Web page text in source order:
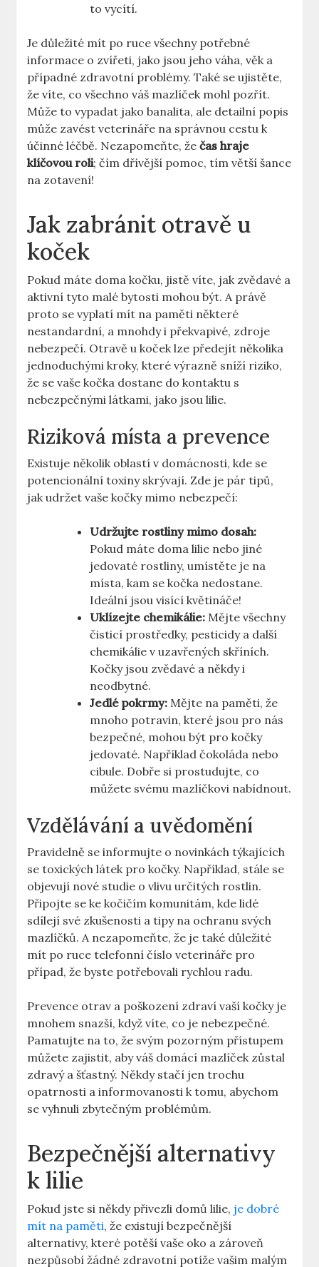
to vycítí.
Je důležité mít po ruce všechny potřebné
informace o zvířeti, jako jsou jeho váha, věk a
případné zdravotní problémy. Také se ujistěte,
že víte, co všechno váš mazlíček mohl pozřít.
Může to vypadat jako banalita, ale detailní popis
může zavést veterináře na správnou cestu k
účinné léčbě. Nezapomeňte, žečas hraje
klíčovou roli; čím dřívější pomoc, tím větší šance
na zotavení!
Jak zabránit otravě u
koček
Pokud máte doma kočku, jistě víte, jak zvědavé a
aktivní tyto malé bytosti mohou být. A právě
proto se vyplatí mít na paměti některé
nestandardní, a mnohdy i překvapivé, zdroje
nebezpečí. Otravě u koček lze předejít několika
jednoduchými kroky, které výrazně sníží riziko,
že se vaše kočka dostane do kontaktu s
nebezpečnými látkami, jako jsou lilie.
Riziková místa a prevence
Existuje několik oblastí v domácnosti, kde se
potencionální toxiny skrývají. Zde je pár tipů,
jak udržet vaše kočky mimo nebezpečí:
Udržujte rostliny mimo dosah:
Pokud máte doma lilie nebo jiné
jedovaté rostliny, umístěte je na
místa, kam se kočka nedostane.
Ideální jsou visící květináče!
Uklízejte chemikálie: Mějte všechny
čisticí prostředky, pesticidy a další
chemikálie v uzavřených skříních.
Kočky jsou zvědavé a někdy i
neodbytné.
Jedlé pokrmy: Mějte na paměti, že
mnoho potravin, které jsou pro nás
bezpečné, mohou být pro kočky
jedovaté. Například čokoláda nebo
cibule. Dobře si prostudujte, co
můžete svému mazlíčkovi nabídnout.
Vzdělávání a uvědomění
Pravidelně se informujte o novinkách týkajících
se toxických látek pro kočky. Například, stále se
objevují nové studie o vlivu určitých rostlin.
Připojte se ke kočičím komunitám, kde lidé
sdílejí své zkušenosti a tipy na ochranu svých
mazlíčků. A nezapomeňte, že je také důležité
mít po ruce telefonní číslo veterináře pro
případ, že byste potřebovali rychlou radu.
Prevence otrav a poškození zdraví vaší kočky je
mnohem snazší, když víte, co je nebezpečné.
Pamatujte na to, že svým pozorným přístupem
můžete zajistit, aby váš domácí mazlíček zůstal
zdravý a šťastný. Někdy stačí jen trochu
opatrnosti a informovanosti k tomu, abychom
se vyhnuli zbytečným problémům.
Bezpečnější alternativy
k lilie
Pokud jste si někdy přivezli domů lilie, je dobré
mít na paměti, že existují bezpečnější
alternativy, které potěší vaše oko a zároveň
nezpůsobí žádné zdravotní potíže vašim malým